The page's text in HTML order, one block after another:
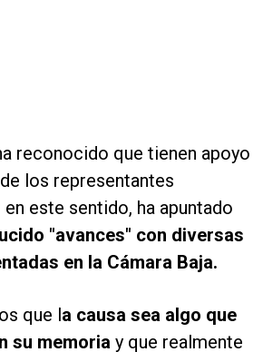
reconocido que tienen apoyo
los representantes
este sentido, ha apuntado
"avances" con diversas
en la Cámara Baja.
que la causa sea algo que
su memoria y que realmente